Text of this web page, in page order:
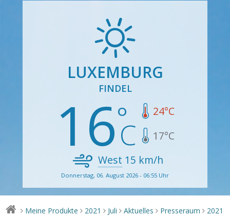
LUXEMBURG
FINDEL
16 24°C
17°C
West 15 km/h
Donnerstag, 06. August 2026 - 06:55 Uhr
> Meine Produkte > 2021 > Juli > Aktuelles > Presseraum > 2021